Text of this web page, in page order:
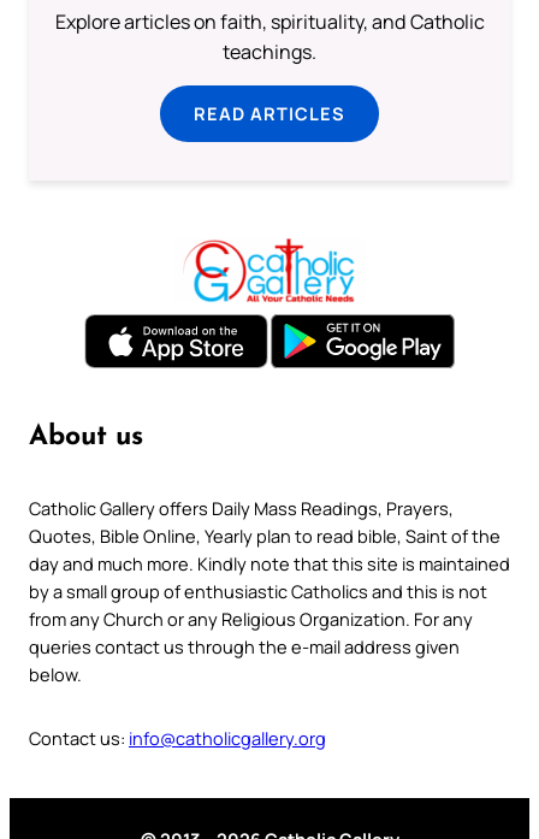
Explore articles on faith, spirituality, and Catholic
teachings.
READ ARTICLES
About us
Catholic Gallery offers Daily Mass Readings, Prayers,
Quotes, Bible Online, Yearly plan to read bible, Saint of the
day and much more. Kindly note that this site is maintained
by a small group of enthusiastic Catholics and this is not
from any Church or any Religious Organization. For any
queries contact us through the e-mail address given
below.
Contact us: info@catholicgallery.org